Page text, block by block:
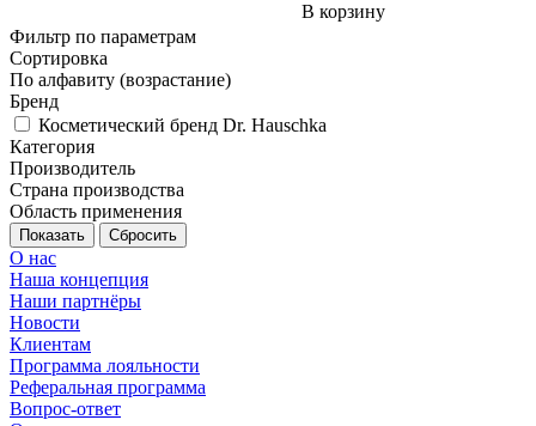
В корзину
Фильтр по параметрам
Сортировка
По алфавиту (возрастание)
Бренд
Косметический бренд Dr. Hauschka
Категория
Производитель
Страна производства
Область применения
Сбросить
О нас
Наша концепция
Наши партнёры
Новости
Клиентам
Программа лояльности
Реферальная программа
Вопрос-ответ